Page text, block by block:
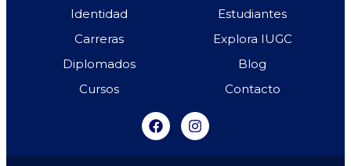
Identidad
Carreras
Diplomados
Cursos
Estudiantes
Explora IUGC
Blog
Contacto